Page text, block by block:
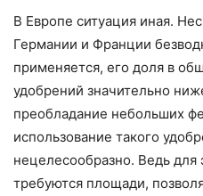
В Европе ситуация иная.
Германии и Франции
применяется, его доля в
удобрений значительно
преобладание небольших
использование такого
нецелесообразно. Ведь для
требуются площади,